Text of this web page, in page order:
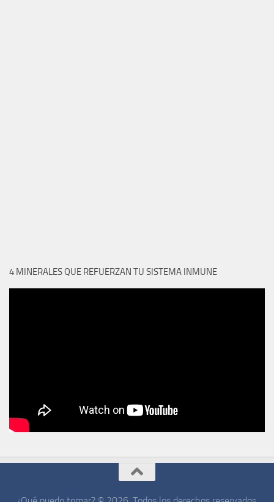
4 MINERALES QUE REFUERZAN TU SISTEMA INMUNE